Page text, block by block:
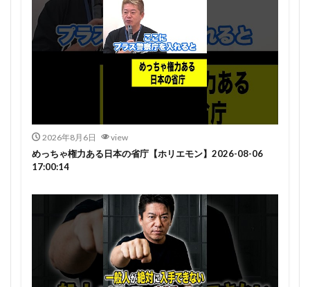
2026年8月6日 view
めっちゃ権力ある日本の省庁【ホリエモン】2026-08-06
17:00:14